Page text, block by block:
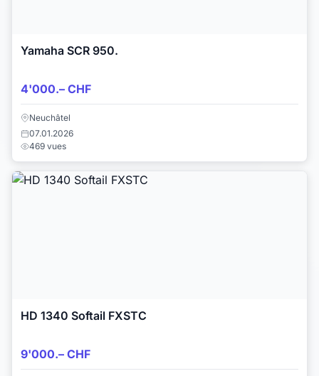
Yamaha SCR 950.
4'000.– CHF
Neuchâtel
07.01.2026
469 vues
HD 1340 Softail FXSTC
9'000.– CHF